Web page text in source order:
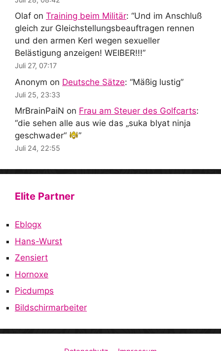
Olaf on Training beim Militär: “Und im Anschluß
gleich zur Gleichstellungsbeauftragen rennen
und den armen Kerl wegen sexueller
Belästigung anzeigen! WEIBER!!!”
Juli 27, 07:17
Anonym on Deutsche Sätze: “Mäßig lustig”
Juli 25, 23:33
MrBrainPaiN on Frau am Steuer des Golfcarts:
“die sehen alle aus wie das „suka blyat ninja
geschwader“
”
Juli 24, 22:55
Elite Partner
Eblogx
Hans-Wurst
Zensiert
Hornoxe
Picdumps
Bildschirmarbeiter